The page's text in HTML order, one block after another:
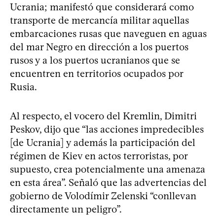
Ucrania; manifestó que considerará como
transporte de mercancía militar aquellas
embarcaciones rusas que naveguen en aguas
del mar Negro en dirección a los puertos
rusos y a los puertos ucranianos que se
encuentren en territorios ocupados por
Rusia.
Al respecto, el vocero del Kremlin, Dimitri
Peskov, dijo que “las acciones impredecibles
[de Ucrania] y además la participación del
régimen de Kiev en actos terroristas, por
supuesto, crea potencialmente una amenaza
en esta área”. Señaló que las advertencias del
gobierno de Volodímir Zelenski “conllevan
directamente un peligro”.